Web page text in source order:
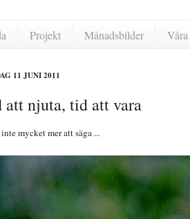
Projekt Månadsbilder
11 JUNI 2011
att njuta, tid att vara
mycket mer att säga ...